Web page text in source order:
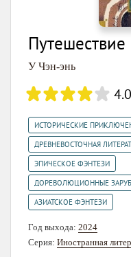
У Чэн-энь
ИСТОРИЧЕСКИЕ
ДРЕВНЕВОСТОЧНАЯ
ЭПИЧЕСКОЕ ФЭНТЕЗИ
ДОРЕВОЛЮЦИОННЫЕ
АЗИАТСКОЕ ФЭНТЕЗИ
Год выхода: 2024
Серия: Иностранная